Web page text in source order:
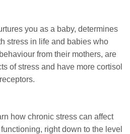
you as a baby, determines
stress in life and babies who
from their mothers, are
of stress and have more cortisol
receptors.
how chronic stress can affect
right down to the level